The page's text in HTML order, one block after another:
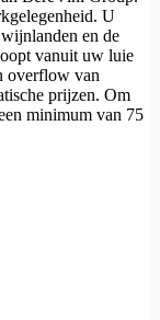
U
en de
vanuit uw luie
overflow van
prijzen. Om
minimum van 75